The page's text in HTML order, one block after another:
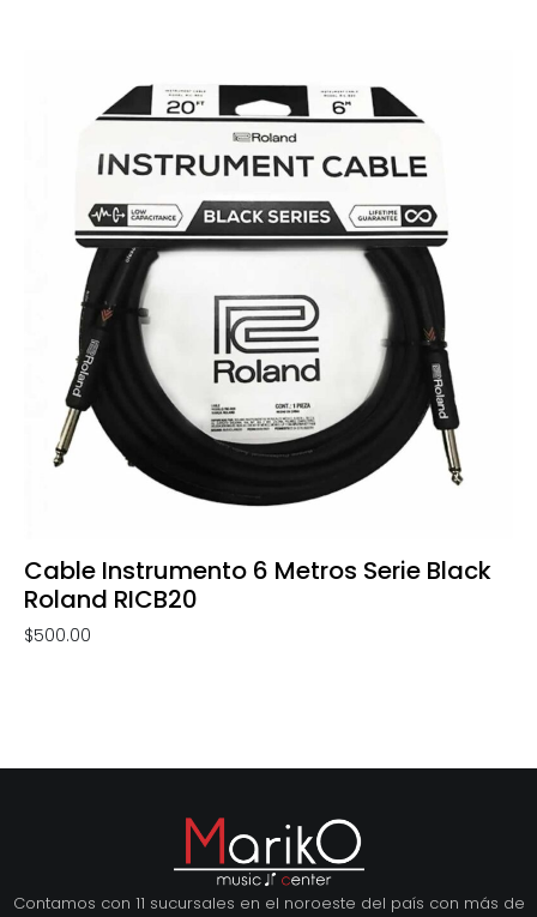
Cable Instrumento 6 Metros Serie Black
Roland RICB20
$500.00
Contamos con 11 sucursales en el noroeste del país con más de